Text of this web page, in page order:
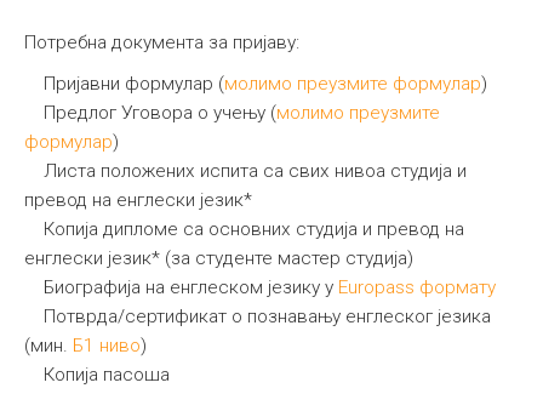
Потребна документа за пријаву:
Пријавни формулар (молимо преузмите формулар)
Предлог Уговора о учењу (молимо преузмите
формулар)
Листа положених испита са свих нивоа студија и
превод на енглески језик*
Копија дипломе са основних студија и превод на
енглески језик* (за студенте мастер студија)
Биографија на енглеском језику у Еuropass формату
Потврда/сертификат о познавању енглеског језика
(мин. Б1 ниво)
Копија пасоша